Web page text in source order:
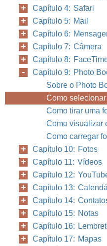
Capítulo 4: Safari
Capítulo 5: Mail
Capítulo 6:
Capítulo 7: Câmera
Capítulo 8:
Capítulo 9: Photo
Sobre o Photo
Como
Como tirar uma
Como visualizar
Como carregar
Capítulo 10: Fotos
Capítulo 11: Vídeos
Capítulo 12:
Capítulo 13:
Capítulo 14:
Capítulo 15: Notas
Capítulo 16:
Capítulo 17: Mapas